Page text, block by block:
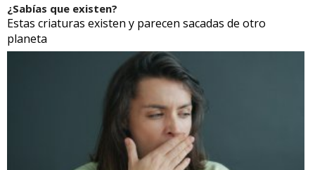
¿Sabías que existen?
Estas criaturas existen y parecen sacadas de otro
planeta